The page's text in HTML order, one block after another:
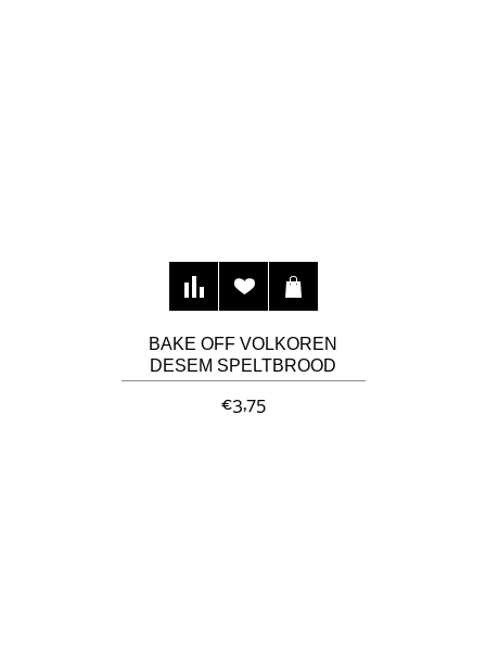
BAKE OFF VOLKOREN
DESEM SPELTBROOD
€3,75